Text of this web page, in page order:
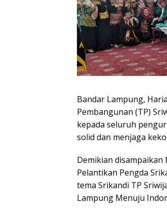
Bandar Lampung,
Pembangunan (TP)
kepada seluruh
solid dan menjaga
Demikian disampaikan
Pelantikan Pengda
tema Srikandi TP
Lampung Menuju